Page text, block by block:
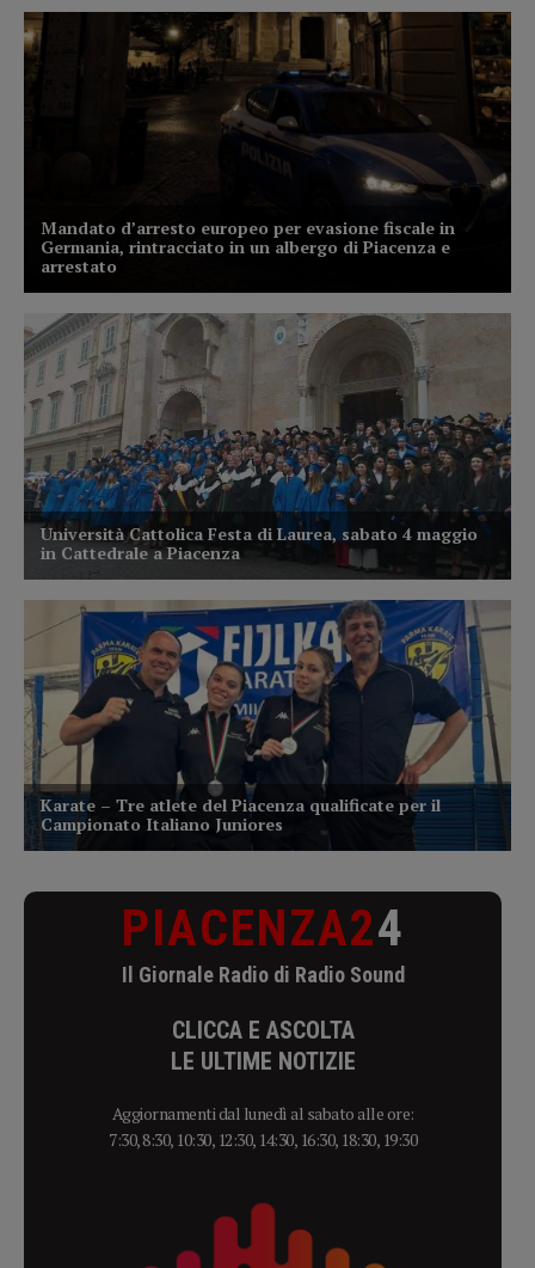
PIACENZA24
Il Giornale Radio di Radio Sound
CLICCA E ASCOLTA
LE ULTIME NOTIZIE
Aggiornamenti dal lunedì al sabato alle ore:
7:30, 8:30, 10:30, 12:30, 14:30, 16:30, 18:30, 19:30